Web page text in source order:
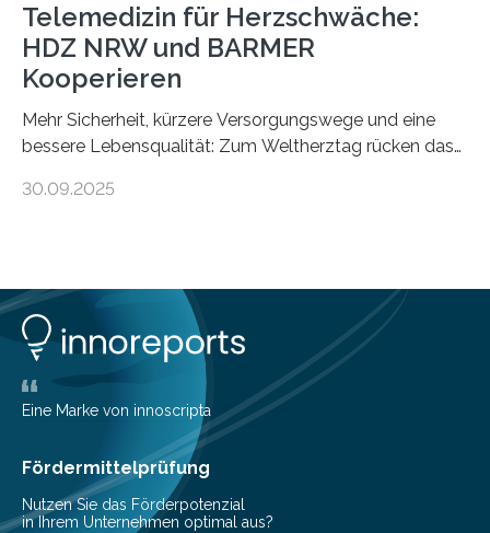
Telemedizin für Herzschwäche:
HDZ NRW und BARMER
Kooperieren
Mehr Sicherheit, kürzere Versorgungswege und eine
bessere Lebensqualität: Zum Weltherztag rücken das
Oeynhausen, und die BARMER die Bedürfnisse von
Rund vier Millionen Menschen in Deutschland leiden an
behandlungsbedürftiger Herzschwäche
(Herzinsuffizienz). Als chronische und fortschreitende
Herzerkrankung ist diese mit einer zunehmenden
Beeinträchtigung der Lebensqualität und besonders in
höherem Lebensalter mit vielen
Krankenhausaufenthalten verbunden. „Mit Hilfe digitaler
Technologien…
30.09.2025
Eine Marke von innoscripta
Fördermittelprüfung
Nutzen Sie das Förderpotenzial
in Ihrem Unternehmen optimal aus?